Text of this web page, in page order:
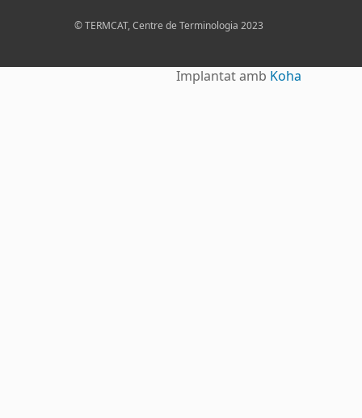
© TERMCAT, Centre de Terminologia 2023
Implantat amb Koha